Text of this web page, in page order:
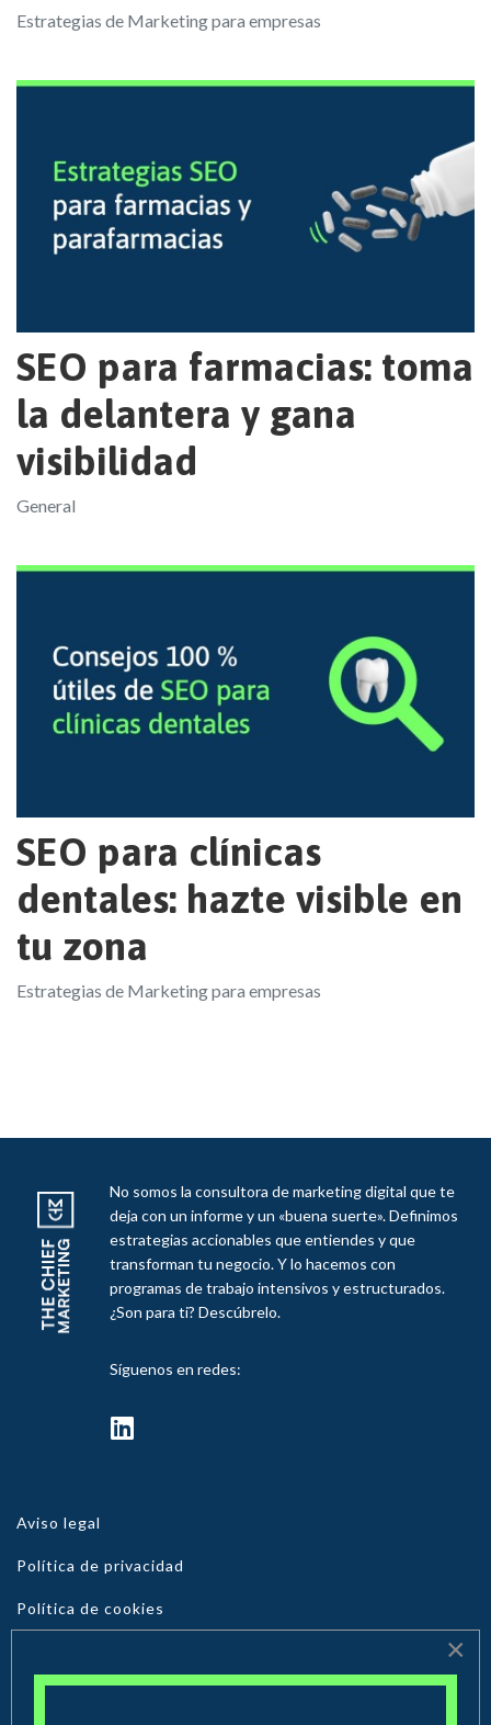
Estrategias de Marketing para empresas
SEO para farmacias: toma
la delantera y gana
visibilidad
General
SEO para clínicas
dentales: hazte visible en
tu zona
Estrategias de Marketing para empresas
No somos la consultora de marketing digital que te
deja con un informe y un «buena suerte». Definimos
estrategias accionables que entiendes y que
transforman tu negocio. Y lo hacemos con
programas de trabajo intensivos y estructurados.
¿Son para ti? Descúbrelo.
Síguenos en redes:
Aviso legal
Política de privacidad
Política de cookies
© 2026 The Chief Marketing. Todos los derechos reservados
×